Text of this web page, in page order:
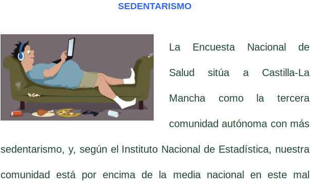
SEDENTARISMO
La Encuesta Nacional de
Salud sitúa a Castilla-La
Mancha como la tercera
comunidad autónoma con más
sedentarismo, y, según el Instituto Nacional de Estadística, nuestra
comunidad está por encima de la media nacional en este mal